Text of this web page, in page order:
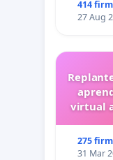
414
27 Aug
virtual
275
31 Mar